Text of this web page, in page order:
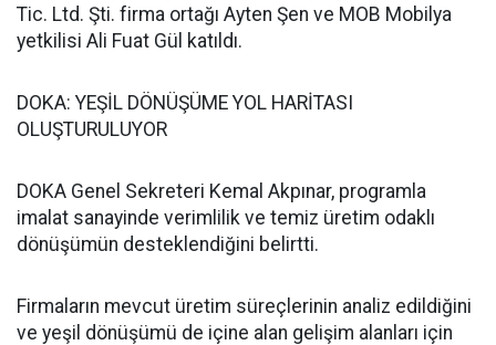
Tic. Ltd. Şti. firma ortağı Ayten Şen ve MOB Mobilya
yetkilisi Ali Fuat Gül katıldı.
DOKA: YEŞİL DÖNÜŞÜME YOL HARİTASI
OLUŞTURULUYOR
DOKA Genel Sekreteri Kemal Akpınar, programla
imalat sanayinde verimlilik ve temiz üretim odaklı
dönüşümün desteklendiğini belirtti.
Firmaların mevcut üretim süreçlerinin analiz edildiğini
ve yeşil dönüşümü de içine alan gelişim alanları için